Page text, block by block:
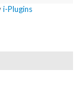
i-Plugins